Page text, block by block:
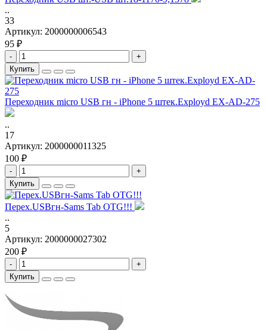
..
33
Артикул: 2000000006543
95 ₽
-
+
Купить
Переходник micro USB гн - iPhone 5 штек.Exployd EX-AD-275
..
17
Артикул: 2000000011325
100 ₽
-
+
Купить
Перех.USBгн-Sams Tab OTG!!!
..
5
Артикул: 2000000027302
200 ₽
-
+
Купить